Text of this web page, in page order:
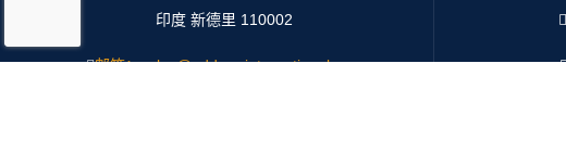
印度 新德里 110002
邮箱：sales@oddwayinternational.com